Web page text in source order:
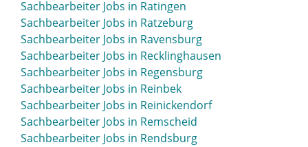
Sachbearbeiter Jobs in Ratingen
Sachbearbeiter Jobs in Ratzeburg
Sachbearbeiter Jobs in Ravensburg
Sachbearbeiter Jobs in Recklinghausen
Sachbearbeiter Jobs in Regensburg
Sachbearbeiter Jobs in Reinbek
Sachbearbeiter Jobs in Reinickendorf
Sachbearbeiter Jobs in Remscheid
Sachbearbeiter Jobs in Rendsburg